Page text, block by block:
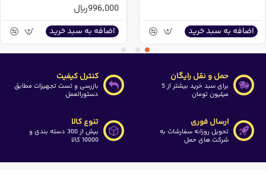
اضافه به سبد خرید
996,000ریال
اضافه به سبد خرید
حمل و نقل رایگان
برای سبد خرید بیشتر از 5
میلیون تومان
کنترل کیفیت
بازرسی و تست تجهیزات مطابق
دستورالعمل
ارسال فوری
تحویل روزانه سفارشات به
شرکت های حمل
تنوع کالا
بیش از 300 دسته بندی و
10000 کالا